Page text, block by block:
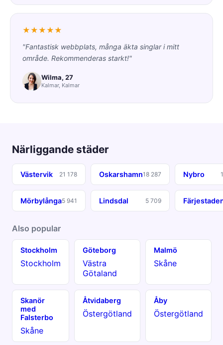
★★★★★
"Fantastisk webbplats, många äkta singlar i mitt
område. Rekommenderas starkt!"
Wilma, 27
Kalmar, Kalmar
Närliggande städer
Västervik 21 178 Oskarshamn18 287 Nybro
Mörbylånga5 941 Lindsdal 5 709
Also popular
Stockholm
Stockholm
Göteborg
Västra
Götaland
Malmö
Skåne
Skanör
med
Falsterbo
Skåne
Åtvidaberg
Östergötland
Åby
Östergötland